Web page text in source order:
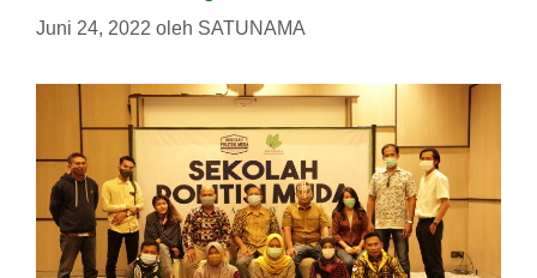
Juni 24, 2022 oleh SATUNAMA